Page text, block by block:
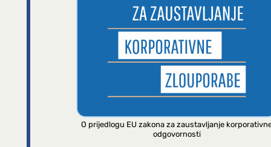
O prijedlogu EU zakona za zaustavljanje
odgovornosti